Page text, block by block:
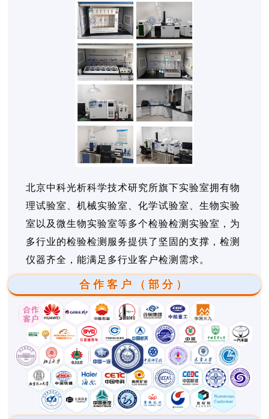
北京中科光析科学技术研究所旗下实验室拥有物
理试验室、机械实验室、化学试验室、生物实验
室以及微生物实验室等多个检验检测实验室，为
多行业的检验检测服务提供了坚固的支撑，检测
仪器齐全，能满足多行业客户检测需求。
合作客户（部分）